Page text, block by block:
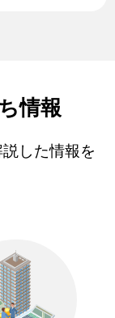
情報
した情報を